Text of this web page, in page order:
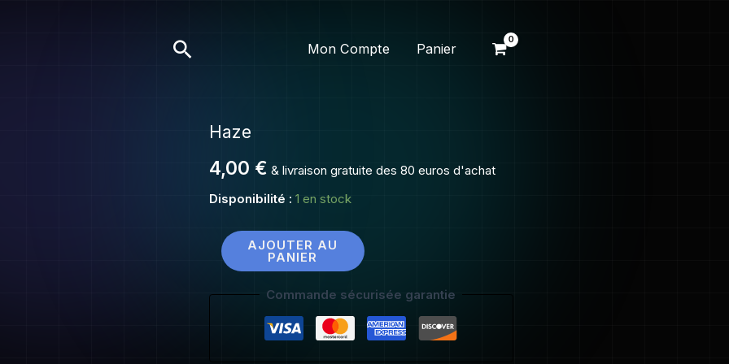
Rechercher Mon Compte Panier
Haze
4,00 € & livraison gratuite des 80 euros d'achat
Disponibilité : 1 en stock
quantité
Haze
AJOUTER AU
PANIER
Commande sécurisée garantie